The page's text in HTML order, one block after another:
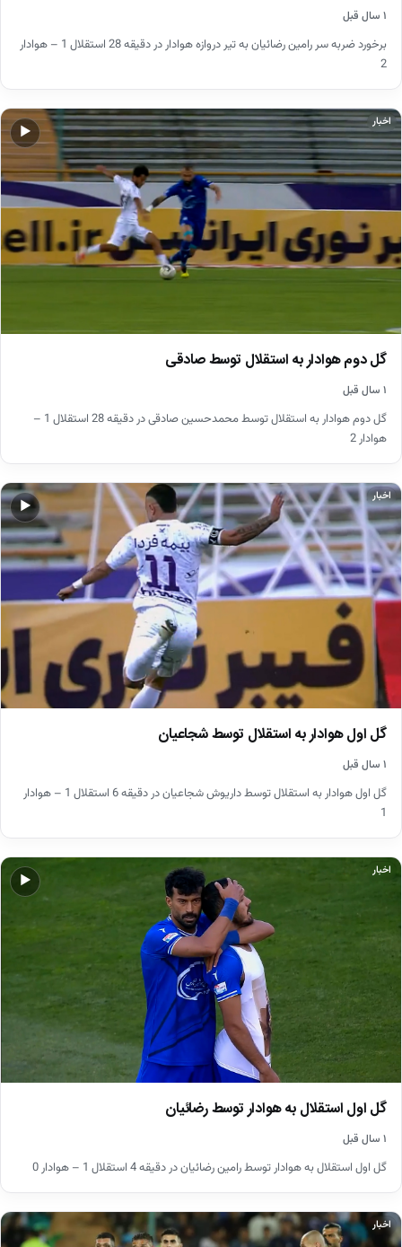
۱ سال قبل
برخورد ضربه سر رامین رضائیان به تیر دروازه هوادار در دقیقه 28 استقلال 1 – هوادار
2
▶
اخبار
گل دوم هوادار به استقلال توسط صادقی
۱ سال قبل
گل دوم هوادار به استقلال توسط محمدحسین صادقی در دقیقه 28 استقلال 1 –
هوادار 2
▶
اخبار
گل اول هوادار به استقلال توسط شجاعیان
۱ سال قبل
گل اول هوادار به استقلال توسط داریوش شجاعیان در دقیقه 6 استقلال 1 – هوادار
1
▶
اخبار
گل اول استقلال به هوادار توسط رضائیان
۱ سال قبل
گل اول استقلال به هوادار توسط رامین رضائیان در دقیقه 4 استقلال 1 – هوادار 0
اخبار